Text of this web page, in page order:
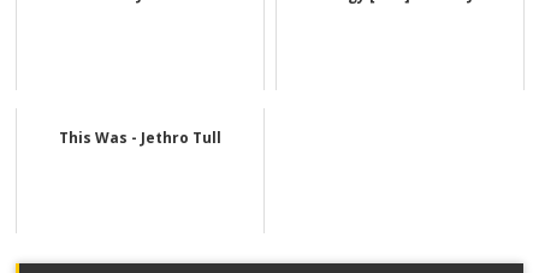
This Was - Jethro Tull